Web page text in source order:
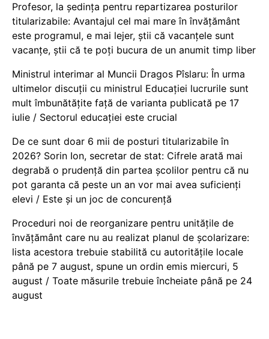
Profesor, la ședința pentru repartizarea posturilor
titularizabile: Avantajul cel mai mare în învățământ
este programul, e mai lejer, știi că vacanțele sunt
vacanţe, știi că te poți bucura de un anumit timp liber
Ministrul interimar al Muncii Dragos Pîslaru: În urma
ultimelor discuții cu ministrul Educației lucrurile sunt
mult îmbunătățite față de varianta publicată pe 17
iulie / Sectorul educației este crucial
De ce sunt doar 6 mii de posturi titularizabile în
2026? Sorin Ion, secretar de stat: Cifrele arată mai
degrabă o prudență din partea școlilor pentru că nu
pot garanta că peste un an vor mai avea suficienți
elevi / Este și un joc de concurență
Proceduri noi de reorganizare pentru unitățile de
învățământ care nu au realizat planul de școlarizare:
lista acestora trebuie stabilită cu autoritățile locale
până pe 7 august, spune un ordin emis miercuri, 5
august / Toate măsurile trebuie încheiate până pe 24
august